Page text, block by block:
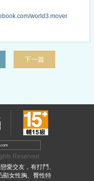
world3.mover
下一篇
Reserved
愛交友，有打鬥、
顯女性胸、臀性特